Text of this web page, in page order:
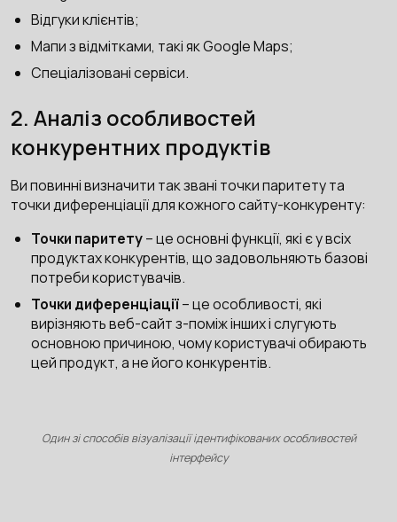
Відгуки клієнтів;
Мапи з відмітками, такі як Google Maps;
Спеціалізовані сервіси.
2. Аналіз особливостей
конкурентних продуктів
Ви повинні визначити так звані точки паритету та
точки диференціації для кожного сайту-конкуренту:
Точки паритету– це основні функції, які є у всіх
продуктах конкурентів, що задовольняють базові
потреби користувачів.
Точки диференціації– це особливості, які
вирізняють веб-сайт з-поміж інших і слугують
основною причиною, чому користувачі обирають
цей продукт, а не його конкурентів.
Один зі способів візуалізації ідентифікованих особливостей
інтерфейсу